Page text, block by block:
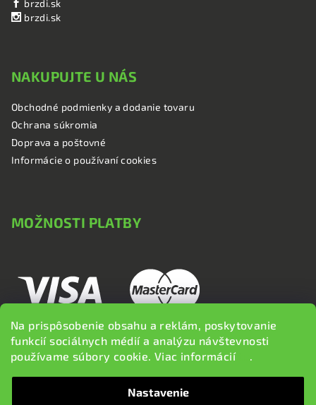
Na prispôsobenie obsahu a reklám, poskytovanie
funkcií sociálnych médií a analýzu návštevnosti
používame súbory cookie. Viac informácií
.
Nastavenie
brzdi.sk
brzdi.sk
NAKUPUJTE U NÁS
Obchodné podmienky a dodanie tovaru
Ochrana súkromia
Doprava a poštovné
Informácie o používaní cookies
MOŽNOSTI PLATBY